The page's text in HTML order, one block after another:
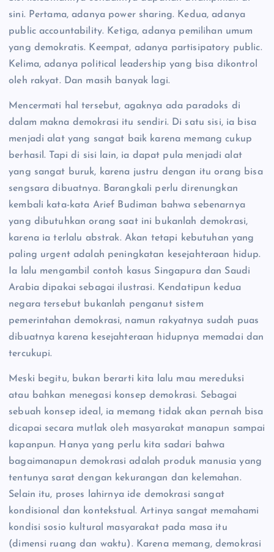
sini. Pertama, adanya power sharing. Kedua, adanya
public accountability. Ketiga, adanya pemilihan umum
yang demokratis. Keempat, adanya partisipatory public.
Kelima, adanya political leadership yang bisa dikontrol
oleh rakyat. Dan masih banyak lagi.
Mencermati hal tersebut, agaknya ada paradoks di
dalam makna demokrasi itu sendiri. Di satu sisi, ia bisa
menjadi alat yang sangat baik karena memang cukup
berhasil. Tapi di sisi lain, ia dapat pula menjadi alat
yang sangat buruk, karena justru dengan itu orang bisa
sengsara dibuatnya. Barangkali perlu direnungkan
kembali kata-kata Arief Budiman bahwa sebenarnya
yang dibutuhkan orang saat ini bukanlah demokrasi,
karena ia terlalu abstrak. Akan tetapi kebutuhan yang
paling urgent adalah peningkatan kesejahteraan hidup.
Ia lalu mengambil contoh kasus Singapura dan Saudi
Arabia dipakai sebagai ilustrasi. Kendatipun kedua
negara tersebut bukanlah penganut sistem
pemerintahan demokrasi, namun rakyatnya sudah puas
dibuatnya karena kesejahteraan hidupnya memadai dan
tercukupi.
Meski begitu, bukan berarti kita lalu mau mereduksi
atau bahkan menegasi konsep demokrasi. Sebagai
sebuah konsep ideal, ia memang tidak akan pernah bisa
dicapai secara mutlak oleh masyarakat manapun sampai
kapanpun. Hanya yang perlu kita sadari bahwa
bagaimanapun demokrasi adalah produk manusia yang
tentunya sarat dengan kekurangan dan kelemahan.
Selain itu, proses lahirnya ide demokrasi sangat
kondisional dan kontekstual. Artinya sangat memahami
kondisi sosio kultural masyarakat pada masa itu
(dimensi ruang dan waktu). Karena memang, demokrasi